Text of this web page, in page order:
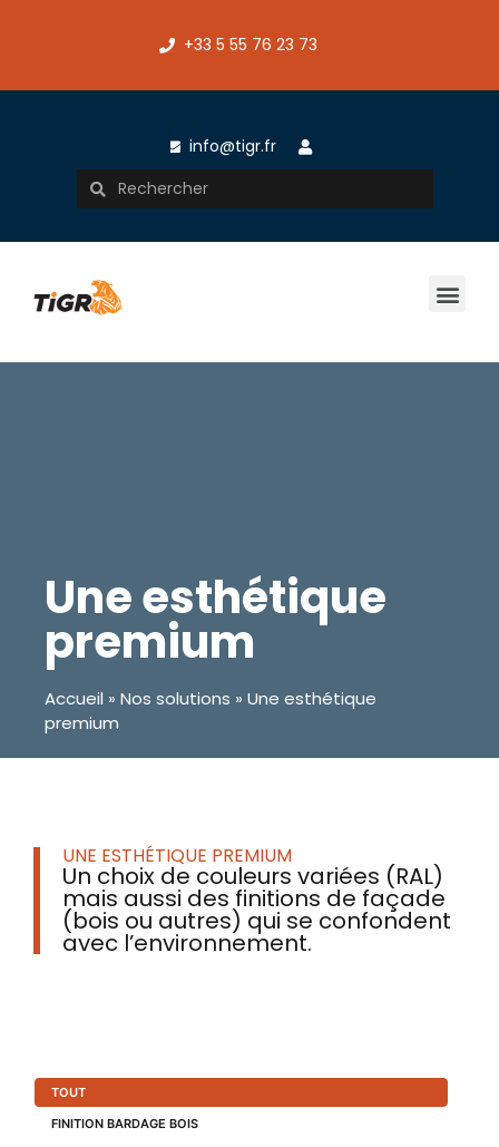
+33 5 55 76 23 73
info@tigr.fr
Une esthétique
premium
Accueil » Nos solutions » Une esthétique
premium
UNE ESTHÉTIQUE PREMIUM
Un choix de couleurs variées (RAL)
mais aussi des finitions de façade
(bois ou autres) qui se confondent
avec l’environnement.
TOUT
FINITION BARDAGE BOIS